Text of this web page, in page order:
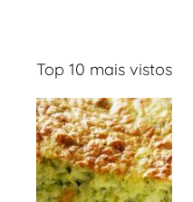
Top 10 mais vistos